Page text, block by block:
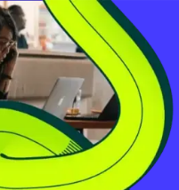
dari satu saham biasa Kelas
dan hak untuk menerima
saham tambahan sete...